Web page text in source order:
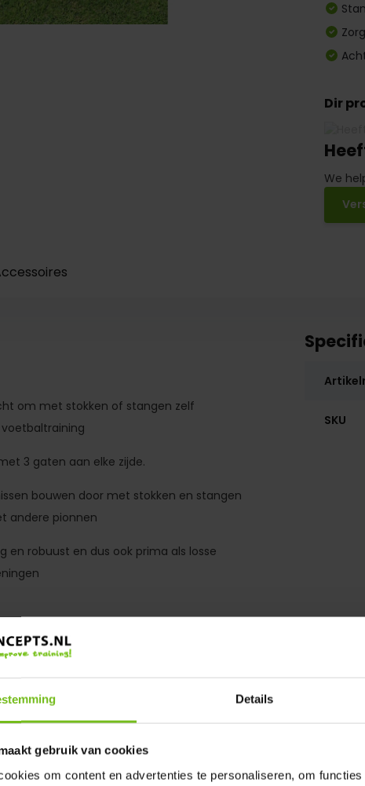
Details
gebruik van cookies
om content en advertenties te personaliseren, om
Dir
We
om met stokken of stangen zelf
3 gaten aan elke zijde.
bouwen door met stokken en stangen
andere pionnen
en robuust en dus ook prima als losse
SKU